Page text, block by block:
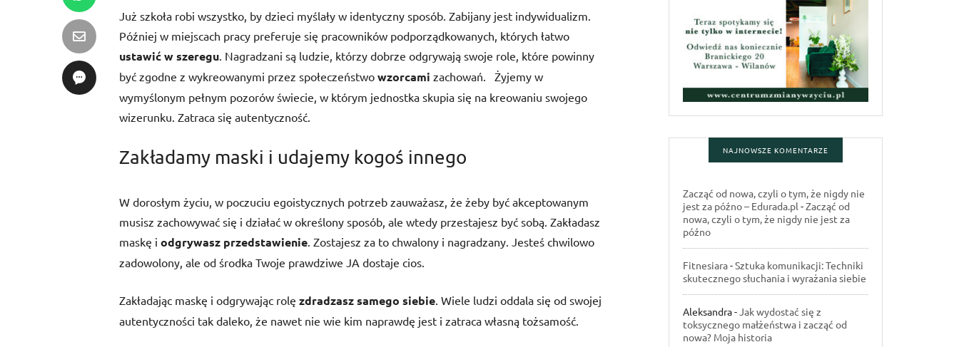
Już szkoła robi wszystko, by dzieci myślały w identyczny sposób. Zabijany jest indywidualizm.
Później w miejscach pracy preferuje się pracowników podporządkowanych, których łatwo
ustawić w szeregu. Nagradzani są ludzie, którzy dobrze odgrywają swoje role, które powinny
być zgodne z wykreowanymi przez społeczeństwo wzorcami zachowań.
Żyjemy w
wymyślonym pełnym pozorów świecie, w którym jednostka skupia się na kreowaniu swojego
wizerunku. Zatraca się autentyczność.
Zakładamy maski i udajemy kogoś innego
W dorosłym życiu, w poczuciu egoistycznych potrzeb zauważasz, że żeby być akceptowanym
musisz zachowywać się i działać w określony sposób, ale wtedy przestajesz być sobą. Zakładasz
maskę i odgrywasz przedstawienie. Zostajesz za to chwalony i nagradzany. Jesteś chwilowo
zadowolony, ale od środka Twoje prawdziwe JA dostaje cios.
Zakładając maskę i odgrywając rolę zdradzasz samego siebie. Wiele ludzi oddala się od swojej
autentyczności tak daleko, że nawet nie wie kim naprawdę jest i zatraca własną tożsamość.
NAJNOWSZE KOMENTARZE
Zacząć od nowa, czyli o tym, że nigdy nie
jest za późno – Edurada.pl -Zacząć od
nowa, czyli o tym, że nigdy nie jest za
późno
Fitnesiara-Sztuka komunikacji: Techniki
skutecznego słuchania i wyrażania siebie
Aleksandra-Jak wydostać się z
toksycznego małżeństwa i zacząć od
nowa? Moja historia